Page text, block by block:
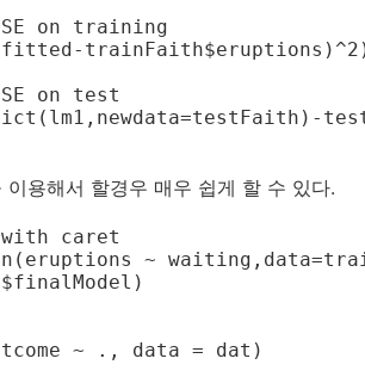
on training
on test
용해서 할경우 매우 쉽게 할 수 있다.
with caret
~
~ ., data = dat)